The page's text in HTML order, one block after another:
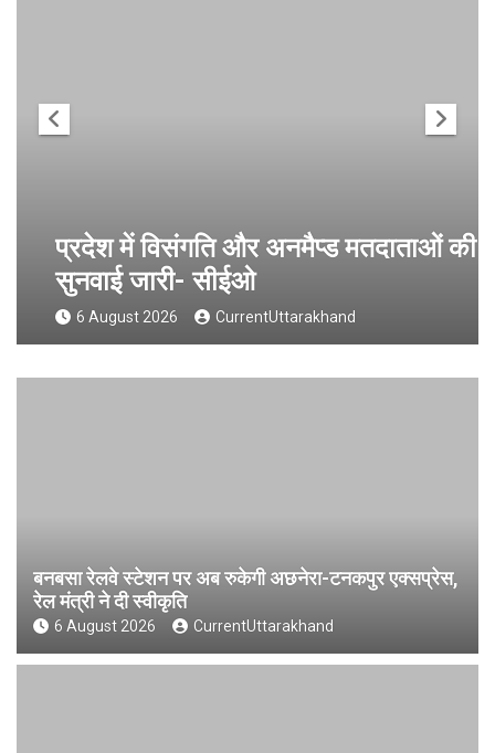
प्रदेश में विसंगति और अनमैप्ड मतदाताओं की
सुनवाई जारी- सीईओ
6 August 2026 CurrentUttarakhand
बनबसा रेलवे स्टेशन पर अब रुकेगी अछनेरा-टनकपुर एक्सप्रेस,
रेल मंत्री ने दी स्वीकृति
6 August 2026 CurrentUttarakhand